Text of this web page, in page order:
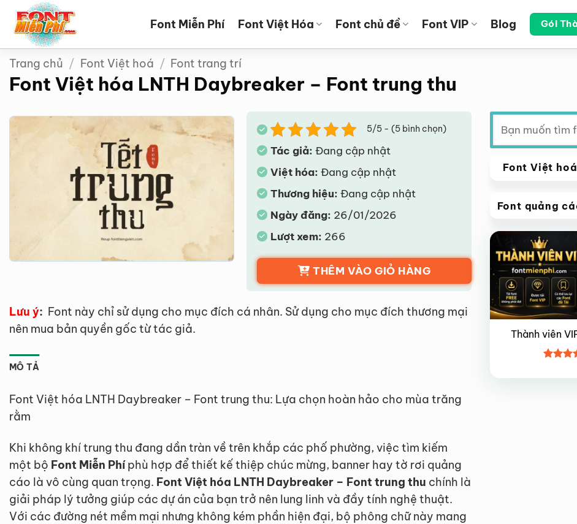
qua
dung
Font Miễn Phí Font Việt Hóa Font chủ đề Font VIP Blog Gói
Trang chủ / Font Việt hoá / Font trang trí
Font Việt hóa LNTH Daybreaker – Font trung thu
5/5 - (5 bình chọn)
Tác giả: Đang cập nhật
Việt hóa: Đang cập nhật
Thương hiệu: Đang cập nhật
Ngày đăng: 26/01/2026
Lượt xem: 266
THÊM VÀO GIỎ HÀNG
Lưu ý: Font này chỉ sử dụng cho mục đích cá nhân. Sử dụng cho mục đích thương mại
nên mua bản quyền gốc từ tác giả.
MÔ TẢ
Font Việt hóa LNTH Daybreaker – Font trung thu: Lựa chọn hoàn hảo cho mùa trăng
rằm
Khi không khí trung thu đang dần tràn về trên khắp các phố phường, việc tìm kiếm
một bộ Font Miễn Phíphù hợp để thiết kế thiệp chúc mừng, banner hay tờ rơi quảng
cáo là vô cùng quan trọng. Font Việt hóa LNTH Daybreaker – Font trung thu chính là
giải pháp lý tưởng giúp các dự án của bạn trở nên lung linh và đầy tính nghệ thuật.
Với các đường nét mềm mại nhưng không kém phần hiện đại, bộ phông chữ này mang
Tìm
kiếm:
Font Việt hoá
Font quảng
Giảm giá!
Thành viên
xếp